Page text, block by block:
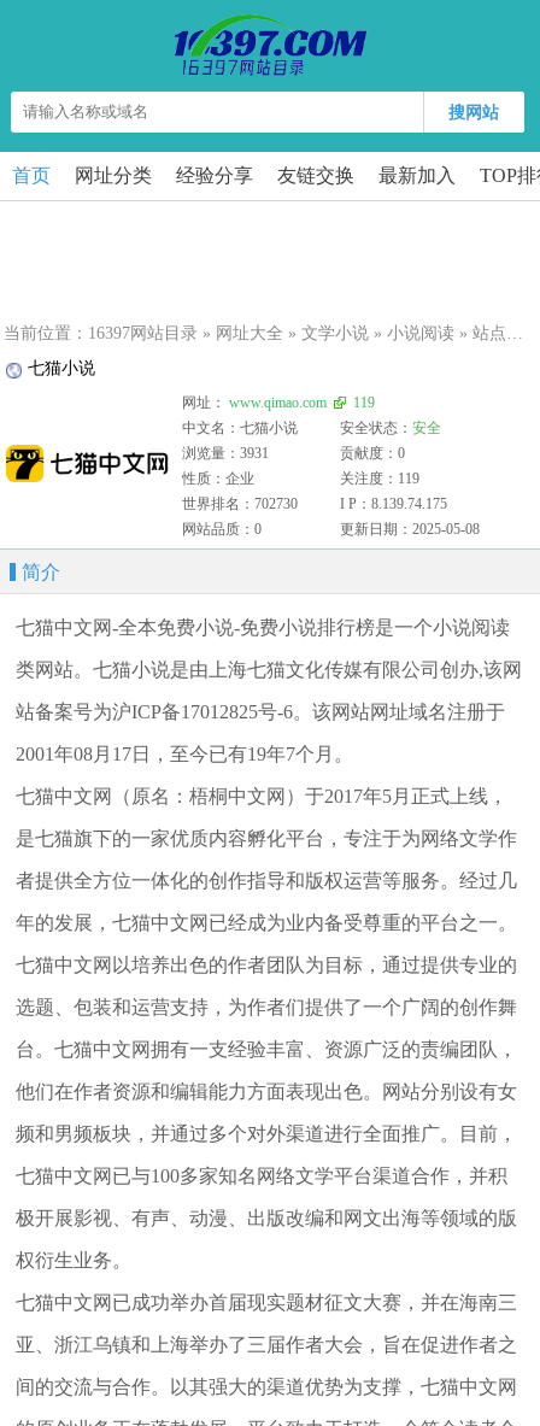
搜网站
首页 网址分类 经验分享 友链交换 最新加入 TOP
当前位置： 16397网站目录 » 网址大全 » 文学小说 » 小说阅读 » 站点详细
七猫小说
网址： www.qimao.com
119
中文名：七猫小说
安全状态：安全
浏览量：3931
贡献度：0
性质：企业
关注度：119
世界排名：702730
I P：8.139.74.175
网站品质：0
更新日期：2025-05-08
简介
七猫中文网-全本免费小说-免费小说排行榜是一个小说阅读
类网站。七猫小说是由上海七猫文化传媒有限公司创办,该网
站备案号为沪ICP备17012825号-6。该网站网址域名注册于
2001年08月17日，至今已有19年7个月。
七猫中文网（原名：梧桐中文网）于2017年5月正式上线，
是七猫旗下的一家优质内容孵化平台，专注于为网络文学作
者提供全方位一体化的创作指导和版权运营等服务。经过几
年的发展，七猫中文网已经成为业内备受尊重的平台之一。
七猫中文网以培养出色的作者团队为目标，通过提供专业的
选题、包装和运营支持，为作者们提供了一个广阔的创作舞
台。七猫中文网拥有一支经验丰富、资源广泛的责编团队，
他们在作者资源和编辑能力方面表现出色。网站分别设有女
频和男频板块，并通过多个对外渠道进行全面推广。目前，
七猫中文网已与100多家知名网络文学平台渠道合作，并积
极开展影视、有声、动漫、出版改编和网文出海等领域的版
权衍生业务。
七猫中文网已成功举办首届现实题材征文大赛，并在海南三
亚、浙江乌镇和上海举办了三届作者大会，旨在促进作者之
间的交流与合作。以其强大的渠道优势为支撑，七猫中文网